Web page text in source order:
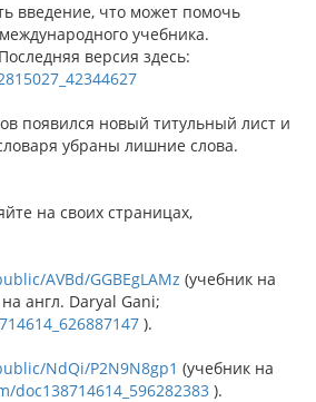
введение, что может помочь
учебника.
версия здесь:
появился новый титульный лист и
убраны лишние слова.
на своих страницах,
AVBd/GGBEgLAMz (учебник на
англ. Daryal Gani;
).
NdQi/P2N9N8gp1 (учебник на
doc138714614_596282383 ).